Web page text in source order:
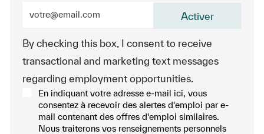
By checking this box, I consent to receive
transactional and marketing text messages
regarding employment opportunities.
En indiquant votre adresse e-mail ici, vous
consentez à recevoir des alertes d'emploi par e-
mail contenant des offres d'emploi similaires.
Nous traiterons vos renseignements personnels
Activer